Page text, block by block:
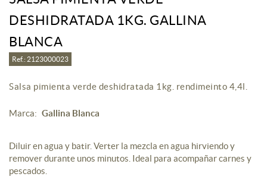
DESHIDRATADA 1KG. GALLINA
BLANCA
Ref.: 2123000023
Salsa pimienta verde deshidratada 1kg. rendimeinto 4,4l.
Marca: Gallina Blanca
Diluir en agua y batir. Verter la mezcla en agua hirviendo y
remover durante unos minutos. Ideal para acompañar carnes y
pescados.